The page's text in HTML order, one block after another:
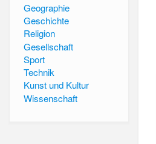
Geographie
Geschichte
Religion
Gesellschaft
Sport
Technik
Kunst und Kultur
Wissenschaft